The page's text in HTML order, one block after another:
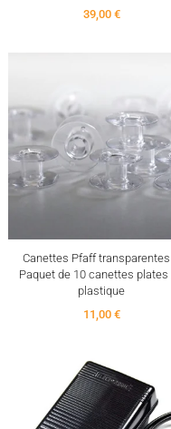
39,00 €
Canettes Pfaff
Paquet de 10 canettes plates
plastique
11,00 €